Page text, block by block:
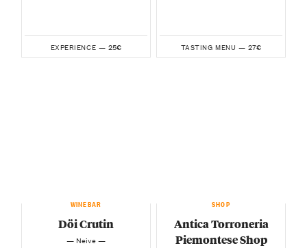
EXPERIENCE — 25€ TASTING MENU — 27€
WINEBAR
Döi Crutin
— Neive —
SHOP
Antica Torroneria
Piemontese Shop